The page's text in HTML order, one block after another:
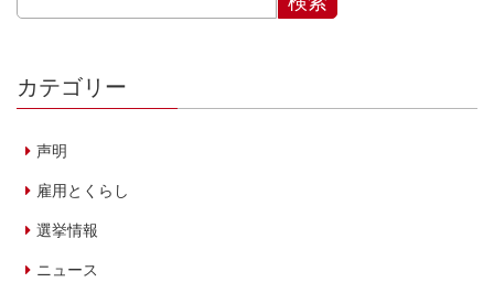
カテゴリー
声明
雇用とくらし
選挙情報
ニュース